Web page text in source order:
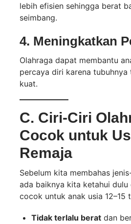
lebih efisien sehingga berat
seimbang.
4. Meningkatkan
Olahraga dapat membantu
percaya diri karena tubuhnya
kuat.
C. Ciri-Ciri
Cocok untuk
Remaja
Sebelum kita membahas
ada baiknya kita ketahui
cocok untuk anak usia 12–15
Tidak terlalu berat dan